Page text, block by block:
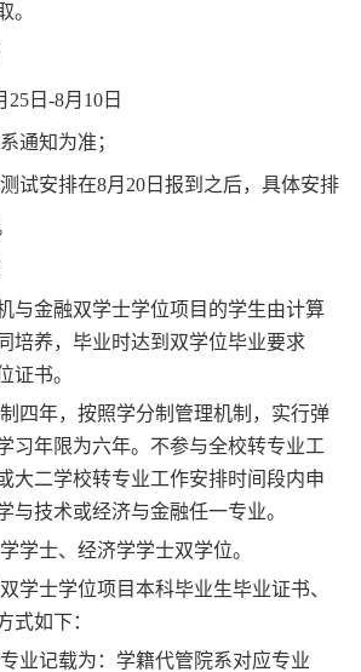
。
日-8月10日
通知为准；
试安排在8月20日报到之后，具体安排
与金融双学士学位项目的学生由计算
培养，毕业时达到双学位毕业要求
证书。
四年，按照学分制管理机制，实行弹
习年限为六年。不参与全校转专业工
大二学校转专业工作安排时间段内申
与技术或经济与金融任一专业。
学士、经济学学士双学位。
学士学位项目本科毕业生毕业证书、
式如下：
业记载为：学籍代管院系对应专业